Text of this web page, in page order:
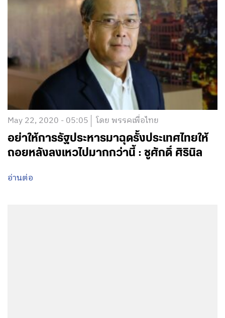
May 22, 2020 - 05:05 โดย พรรคเพื่อไทย
อย่าให้การรัฐประหารมาฉุดรั้งประเทศไทยให้
ถอยหลังลงเหวไปมากกว่านี้ : ชูศักดิ์ ศิรินิล
อ่านต่อ